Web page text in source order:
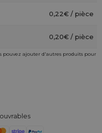
0,22€ / pièce
0,20€ / pièce
pouvez ajouter d'autres produits pour